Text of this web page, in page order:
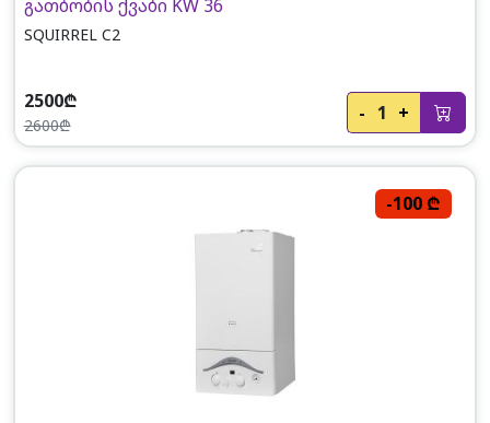
გათბობის ქვაბი KW 36
SQUIRREL C2
2500₾
2600₾
- 1 +
-100 ₾